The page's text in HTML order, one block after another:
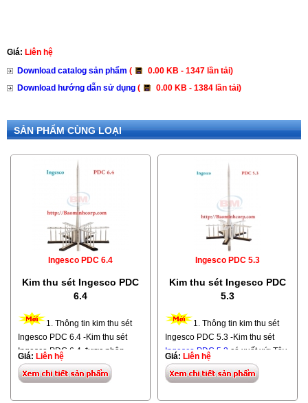
Giá: Liên hệ
Download catalog sản phẩm (
0.00 KB - 1347 lần tải)
Download hướng dẫn sử dụng ( 0.00 KB - 1384 lần tải)
SẢN PHẨM CÙNG LOẠI
Ingesco PDC 6.4
Kim thu sét Ingesco PDC
6.4
1. Thông tin kim thu sét
Ingesco PDC 6.4 -Kim thu sét
Ingesco PDC 6.4 được nhập
khẩu từ Tây Ban Nha -
Kim Ingesco PDC6.4 là dòng
Giá: Liên hệ
Ingesco PDC 5.3
Kim thu sét Ingesco PDC
5.3
1. Thông tin kim thu sét
Ingesco PDC 5.3 -Kim thu sét
Ingesco PDC 5.3 có xuất xứ: Tây
Ban Nha . Đây là dòng sản phẩm
đạt thương hiệu số 1 thế giới về
Giá: Liên hệ